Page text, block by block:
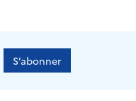
S’abonner